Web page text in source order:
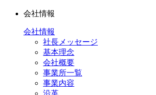
会社情報
会社情報
社長メッセージ
基本理念
会社概要
事業所一覧
事業内容
沿革